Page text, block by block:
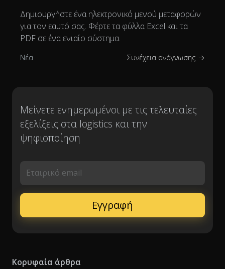
Δημιουργήστε ένα ηλεκτρονικό μενού μεταφορών
για τον εαυτό σας. Φέρτε τα φύλλα Excel και τα
PDF σε ένα ενιαίο σύστημα.
Νέα Συνέχεια ανάγνωσης →
Μείνετε ενημερωμένοι με τις τελευταίες
εξελίξεις στα logistics και την
ψηφιοποίηση
Εταιρικό email
Κορυφαία άρθρα